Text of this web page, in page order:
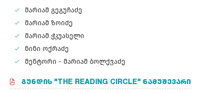
მარიამ გეგუჩაძე
მარიამ ზოიძე
მარიამ ჭკუასელი
ნინი ოქრაძე
მენტორი - მარიამ ბოლქვაძე
ᲒᲣᲜᲓᲘᲡ "THE READING CIRCLE" ᲜᲐᲛᲣᲨᲔᲕᲐᲠᲘ